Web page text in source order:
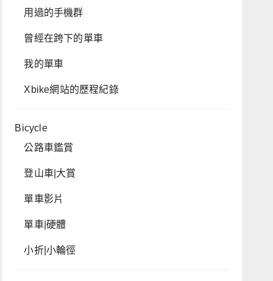
用過的手機群
曾經在跨下的單車
我的單車
Xbike網站的歷程紀錄
Bicycle
公路車鑑賞
登山車|大賞
單車影片
單車|硬體
小折|小輪徑